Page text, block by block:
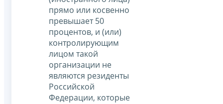
прямо или косвенно
превышает 50
процентов, и (или)
контролирующим
лицом такой
организации не
являются резиденты
Российской
Федерации, которые